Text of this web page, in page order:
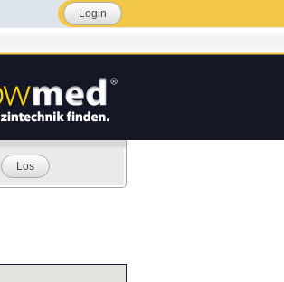
Login
Los